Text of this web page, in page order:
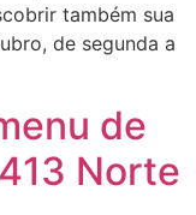
também sua
de segunda a
de
Norte